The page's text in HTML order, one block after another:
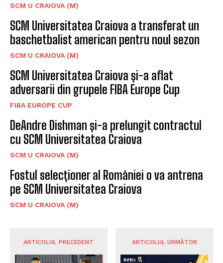
SCM U CRAIOVA (M)
SCM Universitatea Craiova a transferat un
baschetbalist american pentru noul sezon
SCM U CRAIOVA (M)
SCM Universitatea Craiova și-a aflat
adversarii din grupele FIBA Europe Cup
FIBA EUROPE CUP
DeAndre Dishman și-a prelungit contractul
cu SCM Universitatea Craiova
SCM U CRAIOVA (M)
Fostul selecționer al României o va antrena
pe SCM Universitatea Craiova
SCM U CRAIOVA (M)
ARTICOLUL PRECEDENT ARTICOLUL URMĂTOR